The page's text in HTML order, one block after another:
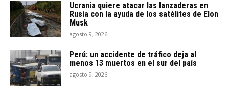
Ucrania quiere atacar las lanzaderas en
Rusia con la ayuda de los satélites de Elon
Musk
agosto 9, 2026
Perú: un accidente de tráfico deja al
menos 13 muertos en el sur del país
agosto 9, 2026